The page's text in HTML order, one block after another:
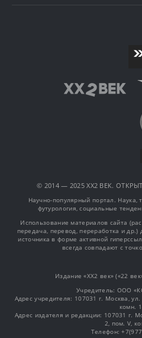
© 2014 — 2025 XX2 ВЕК.
Научно-популярный портал. Наука,
футурология, социальные
Использование материалов сайта
передача, перевод, переработка и др.)
источника в форме активной
всегда совпадают с
Издание «XX2 век» («22
Учредитель: OOO
Адрес учредителя: 107031 г. Москва,
комн.
Адрес издателя и редакции: 107031 г.
2, пом. V,
Телефон: